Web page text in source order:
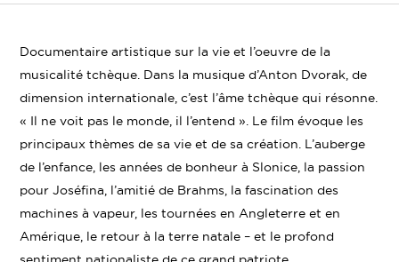
Documentaire artistique sur la vie et l’oeuvre de la
musicalité tchèque. Dans la musique d’Anton Dvorak, de
dimension internationale, c’est l’âme tchèque qui résonne.
« Il ne voit pas le monde, il l’entend ». Le film évoque les
principaux thèmes de sa vie et de sa création. L’auberge
de l’enfance, les années de bonheur à Slonice, la passion
pour Joséfina, l’amitié de Brahms, la fascination des
machines à vapeur, les tournées en Angleterre et en
Amérique, le retour à la terre natale – et le profond